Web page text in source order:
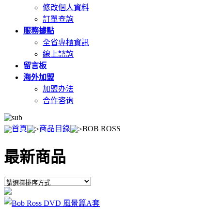
修改個人資料
訂單查詢
服務據點
全省專櫃資訊
線上諮詢
留言板
海外加盟
加盟办法
合作咨询
首頁 商品目錄 BOB ROSS
最新商品